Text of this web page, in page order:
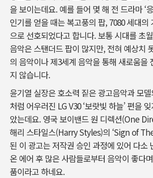
을 보이는데요. 예를 들어 몇 해 전 드라마 ‘
인기를 얻을 때는 복고풍의 팝, 7080 세대의
으로 선호되었다고 합니다. 보통 시대를 초
음악은 스탠더드 팝이 많지만, 전혀 예상치
의 음악이나 제3세계 음악을 통해 새로움을
지 않습니다.
윤기열 실장은 호소력 짙은 광고음악과 모
처럼 어우러진 LG V30 ‘보랏빛 하늘’ 편을
았는데요. 영국 보이밴드 원 디렉션(One
해리 스타일스(Harry Styles)의 ‘Sign of
된 이 광고는 저작권 승인 과정에 있어 다소
온 에어 후 많은 사람들로부터 음악이 좋다
품이라고 하네요.